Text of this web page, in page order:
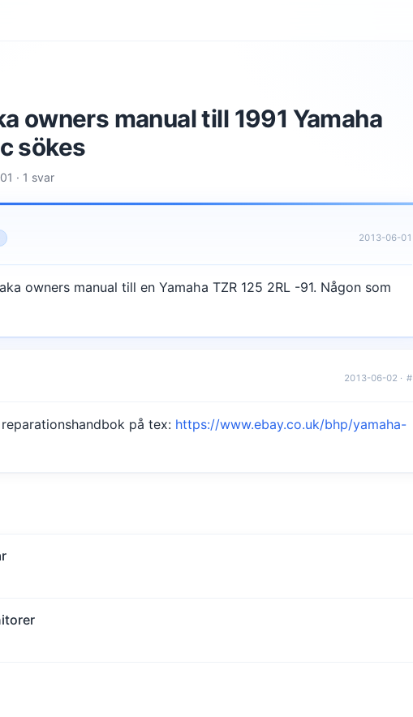
owners manual till 1991 Yamaha
sökes
· 1 svar
2013-06-01
owners manual till en Yamaha TZR 125 2RL -91. Någon som
2013-06-02 · #
på tex: https://www.ebay.co.uk/bhp/yamaha-